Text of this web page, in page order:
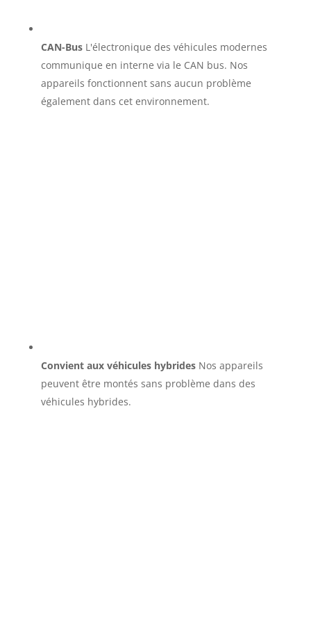
CAN-BusL'électronique des véhicules modernes
communique en interne via le CAN bus. Nos
appareils fonctionnent sans aucun problème
également dans cet environnement.
Convient aux véhicules hybridesNos appareils
peuvent être montés sans problème dans des
véhicules hybrides.